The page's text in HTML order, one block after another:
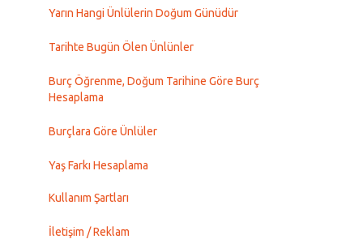
Yarın Hangi Ünlülerin Doğum Günüdür
Tarihte Bugün Ölen Ünlünler
Burç Öğrenme, Doğum Tarihine Göre Burç
Hesaplama
Burçlara Göre Ünlüler
Yaş Farkı Hesaplama
Kullanım Şartları
İletişim / Reklam